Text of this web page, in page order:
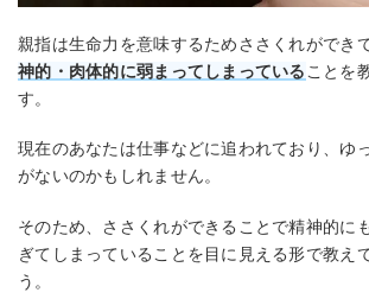
親指は生命力を意味するためささくれができ
神的・肉体的に弱まってしまっている ことを
す。
現在のあなたは仕事などに追われており、ゆ
がないのかもしれません。
そのため、ささくれができることで精神的に
ぎてしまっていることを目に見える形で教え
う。